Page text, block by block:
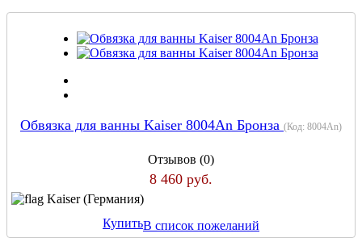
Обвязка для ванны Kaiser 8004An Бронза (Код: 8004An)
Отзывов (0)
8 460 руб.
Kaiser (Германия)
КупитьВ список пожеланий